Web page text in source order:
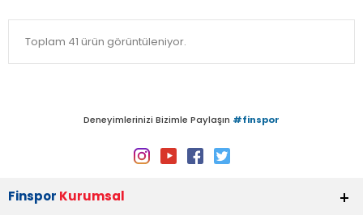
Toplam 41 ürün görüntüleniyor.
Deneyimlerinizi Bizimle Paylaşın #finspor
Finspor Kurumsal